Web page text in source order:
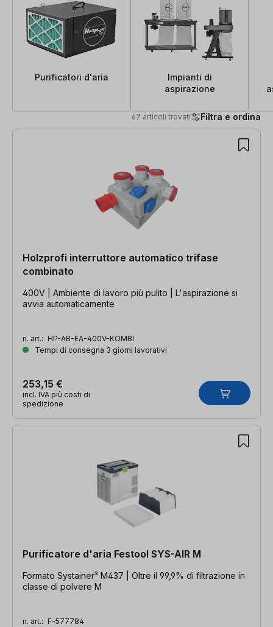
Purificatori d'aria
Impianti di
aspirazione
67 articoli trovati Filtra e ordina
67 articoli trovati
Holzprofi interruttore automatico trifase
combinato
400V | Ambiente di lavoro più pulito | L'aspirazione si
avvia automaticamente
n. art.: HP-AB-EA-400V-KOMBI
Tempi di consegna 3 giorni lavorativi
253,15 €
incl. IVA più costi di
spedizione
Purificatore d'aria Festool SYS-AIR M
Formato Systainer³ M437 | Oltre il 99,9% di filtrazione in
classe di polvere M
n. art.: F-577784